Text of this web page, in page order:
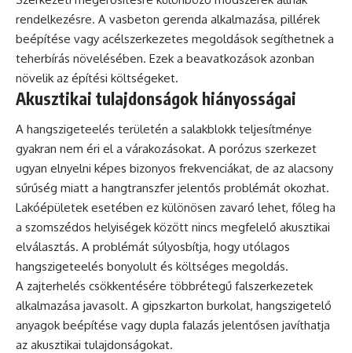
rendelkezésre. A vasbeton gerenda alkalmazása, pillérek
beépítése vagy acélszerkezetes megoldások segíthetnek a
teherbírás növelésében. Ezek a beavatkozások azonban
növelik az építési költségeket.
Akusztikai tulajdonságok hiányosságai
A hangszigeteelés területén a salakblokk teljesítménye
gyakran nem éri el a várakozásokat. A porózus szerkezet
ugyan elnyelni képes bizonyos frekvenciákat, de az alacsony
sűrűség miatt a hangtranszfer jelentős problémát okozhat.
Lakóépületek esetében ez különösen zavaró lehet, főleg ha
a szomszédos helyiségek között nincs megfelelő akusztikai
elválasztás. A problémát súlyosbítja, hogy utólagos
hangszigeteelés bonyolult és költséges megoldás.
A zajterhelés csökkentésére többrétegű falszerkezetek
alkalmazása javasolt. A gipszkarton burkolat, hangszigetelő
anyagok beépítése vagy dupla falazás jelentősen javíthatja
az akusztikai tulajdonságokat.